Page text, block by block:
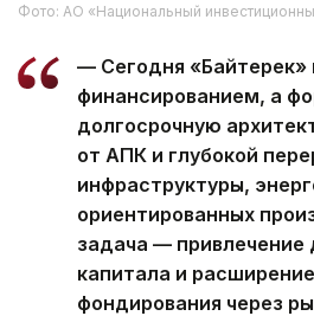
Фото: АО «Национальный
— Сегодня «Байтерек»
финансированием, а
долгосрочную
от АПК и глубокой
инфраструктуры,
ориентированных
задача — привлечение
капитала и
фондирования через